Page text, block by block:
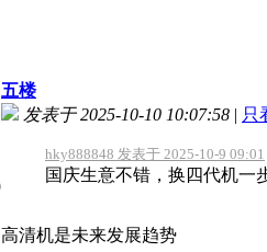
五楼
发表于 2025-10-10 10:07:58 | 只
hky888848 发表于 2025-10-9 09:01
国庆生意不错，换四代机一
高清机是未来发展趋势